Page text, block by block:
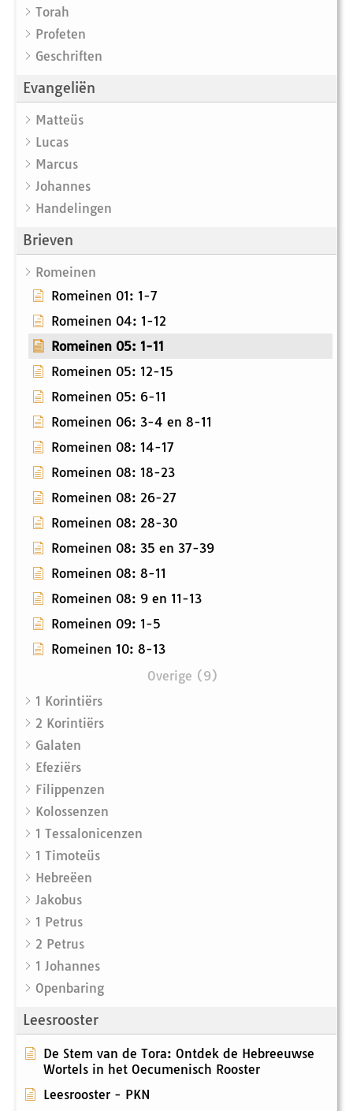
Torah
Profeten
Geschriften
Evangeliën
Matteüs
Lucas
Marcus
Johannes
Handelingen
Brieven
Romeinen
Romeinen 01: 1-7
Romeinen 04: 1-12
Romeinen 05: 1-11
Romeinen 05: 12-15
Romeinen 05: 6-11
Romeinen 06: 3-4 en 8-11
Romeinen 08: 14-17
Romeinen 08: 18-23
Romeinen 08: 26-27
Romeinen 08: 28-30
Romeinen 08: 35 en 37-39
Romeinen 08: 8-11
Romeinen 08: 9 en 11-13
Romeinen 09: 1-5
Romeinen 10: 8-13
Overige (9)
1 Korintiërs
2 Korintiërs
Galaten
Efeziërs
Filippenzen
Kolossenzen
1 Tessalonicenzen
1 Timoteüs
Hebreëen
Jakobus
1 Petrus
2 Petrus
1 Johannes
Openbaring
Leesrooster
De Stem van de Tora: Ontdek de Hebreeuwse
Wortels in het Oecumenisch Rooster
Leesrooster - PKN